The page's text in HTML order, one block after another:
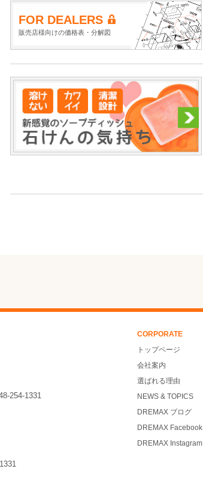
FOR DEALERS
販売店様向けの価格表・分解図
254-1331
1331
CORPORATE
トップページ
会社案内
選ばれる理由
NEWS & TOPICS
DREMAX ブログ
DREMAX Facebook
DREMAX Instagram